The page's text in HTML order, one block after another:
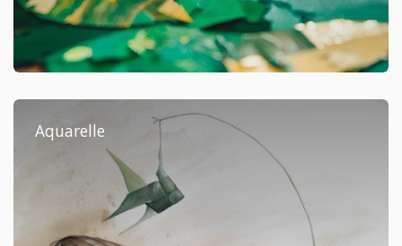
Aquarelle